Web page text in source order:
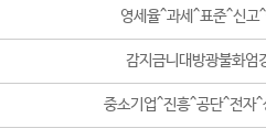
영세율^과세^표준^신고
감지금니대방광불화엄
중소기업^진흥^공단^전자